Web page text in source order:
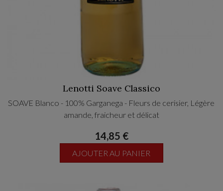
Lenotti Soave Classico
SOAVE Blanco - 100% Garganega - Fleurs de cerisier, Légère
amande, fraicheur et délicat
14,85 €
AJOUTER AU PANIER